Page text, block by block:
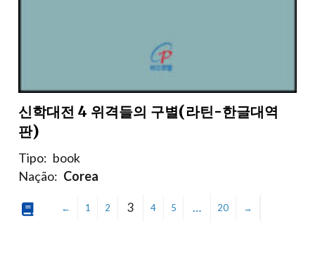
신학대전 4 위격들의 구별(라틴-한글대역
판)
Tipo: book
Nação: Corea
← 1 2 3 4 5 … 20 →